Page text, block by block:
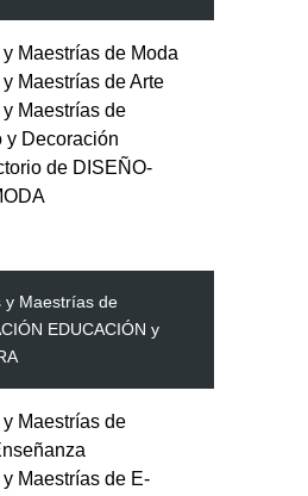
y Maestrías de Moda
y Maestrías de Arte
y Maestrías de
y Decoración
de DISEÑO-
y Maestrías de
EDUCACIÓN y
y Maestrías de
y Maestrías de E-